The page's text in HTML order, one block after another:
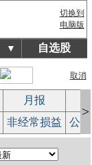
切换到
电脑版
▼ 自选股
取消
月报
非经常损益 公
>